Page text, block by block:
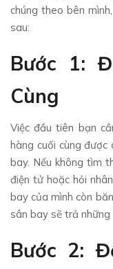
chúng theo bên
sau:
Bước 1:
Cùng
Việc đầu tiên bạn
hàng cuối cùng được
bay. Nếu không tìm
điện tử hoặc hỏi
bay của mình còn
sân bay sẽ trả những
Bước 2: